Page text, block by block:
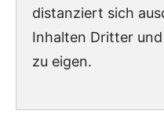
distanziert sich
Inhalten Dritter
zu eigen.